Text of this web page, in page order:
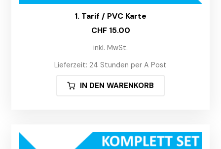
1. Tarif / PVC Karte
CHF15.00
inkl. MwSt.
Lieferzeit: 24 Stunden per A Post
IN DEN WARENKORB